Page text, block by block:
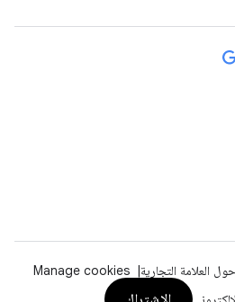
العلامة التجارية
Manage cookies